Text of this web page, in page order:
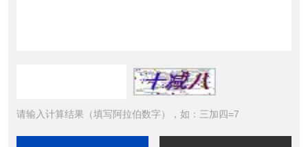
请输入计算结果（填写阿拉伯数字），如：三加四=7